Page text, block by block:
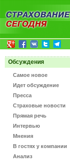
Обсуждения
Самое новое
Идет обсуждение
Пресса
Страховые новости
Прямая речь
Интервью
Мнения
В гостях у компании
Анализ